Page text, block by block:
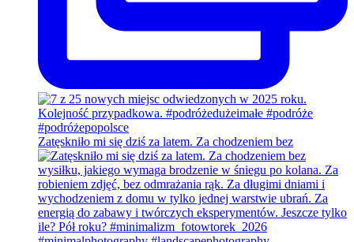
Zatęskniło mi się dziś za latem. Za chodzeniem bez